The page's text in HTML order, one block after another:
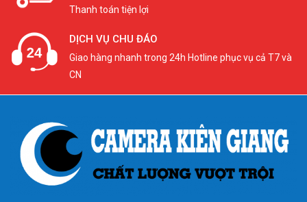
Thanh toán tiện lợi
DỊCH VỤ CHU ĐÁO
Giao hàng nhanh trong 24h Hotline phục vụ cả T7 và
CN